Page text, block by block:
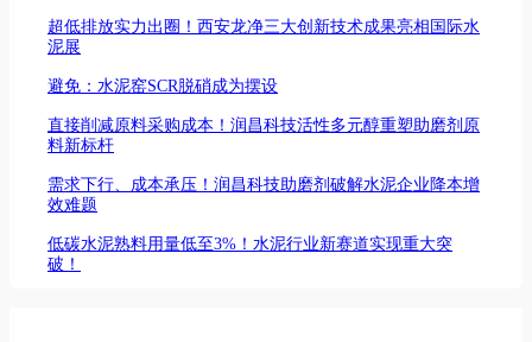
超低排放实力出圈！西安龙净三大创新技术成果亮相国际水
泥展
避免：水泥窑SCR脱硝成为摆设
直接削减原料采购成本！润昌科技活性多元醇重塑助磨剂原
料新标杆
需求下行、成本承压！润昌科技助磨剂破解水泥企业降本增
效难题
低碳水泥熟料用量低至3%！水泥行业新赛道实现重大突
破！